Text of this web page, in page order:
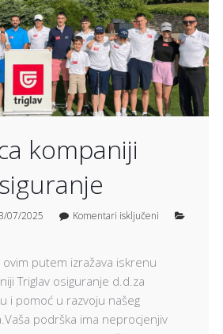
kompaniji
07/2025
Komentari isključeni
putem izražava iskrenu
Triglav osiguranje d.d.za
i pomoć u razvoju našeg
podrška ima neprocjenjiv